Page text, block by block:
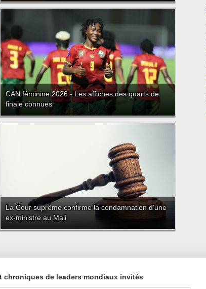
CAN féminine 2026 - Les affiches des quarts de
finale connues
La Cour suprême confirme la condamnation d'une
ex-ministre au Mali
de leaders mondiaux invités